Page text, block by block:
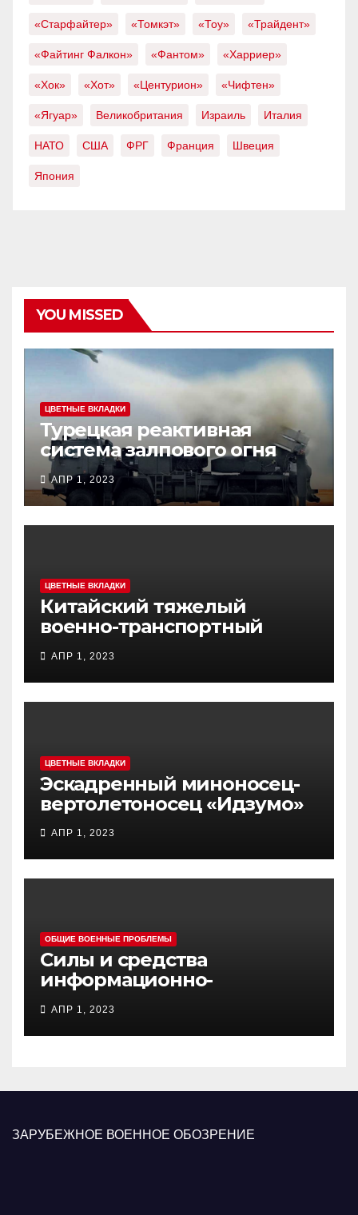
«Старфайтер» «Томкэт» «Тоу» «Трайдент»
«Файтинг Фалкон» «Фантом» «Харриер»
«Хок» «Хот» «Центурион» «Чифтен»
«Ягуар» Великобритания Израиль Италия
НАТО США ФРГ Франция Швеция
Япония
YOU MISSED
ЦВЕТНЫЕ ВКЛАДКИ
Турецкая реактивная
система залпового огня
MCL (Multi-Caliber Launcher)
АПР 1, 2023
ЦВЕТНЫЕ ВКЛАДКИ
Китайский тяжелый
военно-транспортный
(«ЮНЬ-20») «Куньпин»
АПР 1, 2023
ЦВЕТНЫЕ ВКЛАДКИ
Эскадренный миноносец-
вертолетоносец «Идзумо»
АПР 1, 2023
ОБЩИЕ ВОЕННЫЕ ПРОБЛЕМЫ
Силы и средства
информационно-
вооруженных сил Украины
АПР 1, 2023
ЗАРУБЕЖНОЕ ВОЕННОЕ ОБОЗРЕНИЕ